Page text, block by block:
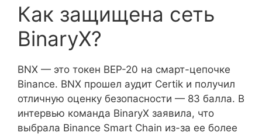
Как защищена сеть
BinaryX?
BNX — это токен BEP-20 на смарт-цепочке
Binance. BNX прошел аудит Certik и получил
отличную оценку безопасности — 83 балла. В
интервью команда BinaryX заявила, что
выбрала Binance Smart Chain из-за ее более